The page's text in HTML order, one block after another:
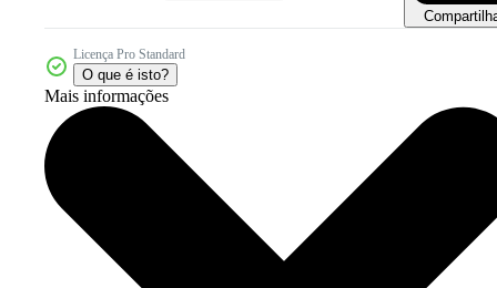
Licença Pro Standard
O que é isto?
Mais informações